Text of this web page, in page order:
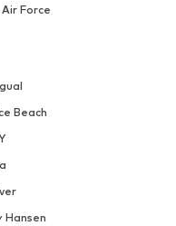
Force
Beach
Hansen